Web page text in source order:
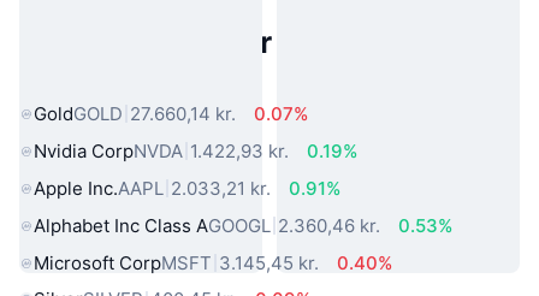
Populære aktiver fra den virkelige
GoldGOLD 27.660,14 kr.
0.07%
Nvidia CorpNVDA 1.422,93 kr.
0.19%
Apple Inc.AAPL 2.033,21 kr.
0.91%
Alphabet Inc Class AGOOGL 2.360,46 kr.
0.53%
Microsoft CorpMSFT 3.145,45 kr.
0.40%